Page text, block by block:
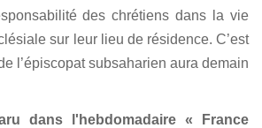
des chrétiens dans la vie
sur leur lieu de résidence. C’est
l’épiscopat subsaharien aura demain
dans l'hebdomadaire « France